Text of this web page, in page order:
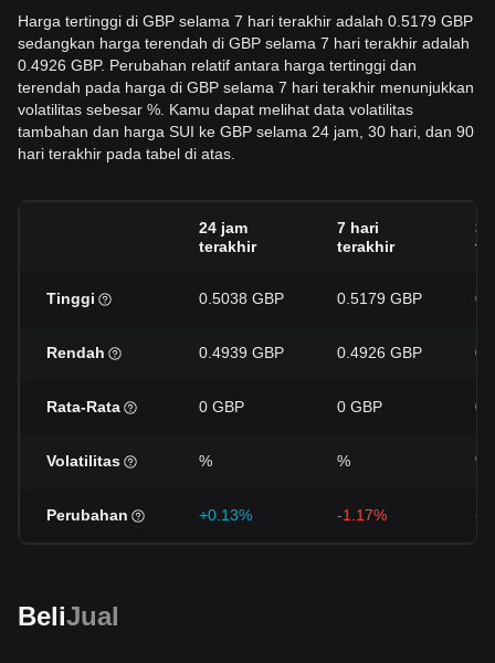
Harga tertinggi di GBP selama 7 hari terakhir adalah 0.5179 GBP
sedangkan harga terendah di GBP selama 7 hari terakhir adalah
0.4926 GBP. Perubahan relatif antara harga tertinggi dan
terendah pada harga di GBP selama 7 hari terakhir menunjukkan
volatilitas sebesar %. Kamu dapat melihat data volatilitas
tambahan dan harga SUI ke GBP selama 24 jam, 30 hari, dan 90
hari terakhir pada tabel di atas.
24 jam
terakhir
7 hari
terakhir
Tinggi 0.5038 GBP 0.5179 GBP
Rendah 0.4939 GBP 0.4926 GBP
Rata-Rata 0 GBP 0 GBP 0
Volatilitas % % %
Perubahan +0.13% -1.17% -
BeliJual